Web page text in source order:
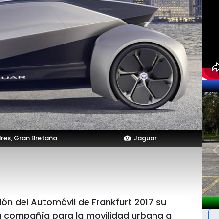
Gran Bretaña Jaguar
del Automóvil de Frankfurt 2017 su
compañía para la movilidad urbana a